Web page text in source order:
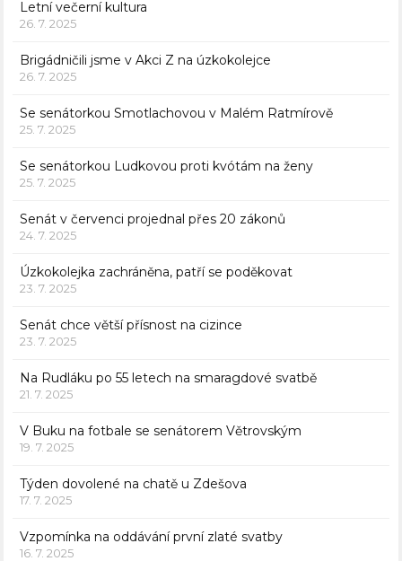
Letní večerní kultura
26. 7. 2025
Brigádničili jsme v Akci Z na úzkokolejce
26. 7. 2025
Se senátorkou Smotlachovou v Malém Ratmírově
25. 7. 2025
Se senátorkou Ludkovou proti kvótám na ženy
25. 7. 2025
Senát v červenci projednal přes 20 zákonů
24. 7. 2025
Úzkokolejka zachráněna, patří se poděkovat
23. 7. 2025
Senát chce větší přísnost na cizince
23. 7. 2025
Na Rudláku po 55 letech na smaragdové svatbě
21. 7. 2025
V Buku na fotbale se senátorem Větrovským
19. 7. 2025
Týden dovolené na chatě u Zdešova
17. 7. 2025
Vzpomínka na oddávání první zlaté svatby
16. 7. 2025